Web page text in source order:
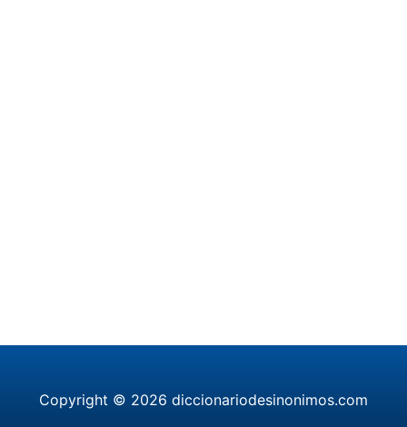
Copyright © 2026 diccionariodesinonimos.com